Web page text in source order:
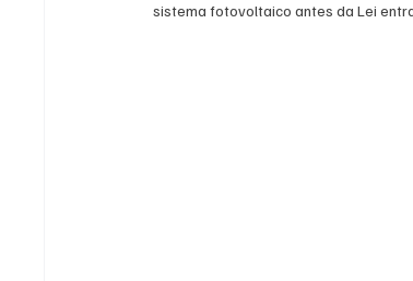
Auto Negócios Saúde Esportes
sistema fotovoltaico antes da Lei